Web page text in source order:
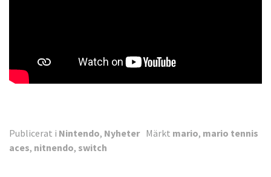
Publicerat i Nintendo, Nyheter Märkt mario, mario tennis
aces, nitnendo, switch